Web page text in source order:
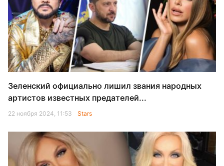
Зеленский официально лишил звания народных
артистов известных предателей...
22 ноября 2024, 11:53 Stars